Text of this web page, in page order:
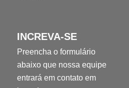
INCREVA-SE
Preencha o formulário
abaixo que nossa equipe
entrará em contato em